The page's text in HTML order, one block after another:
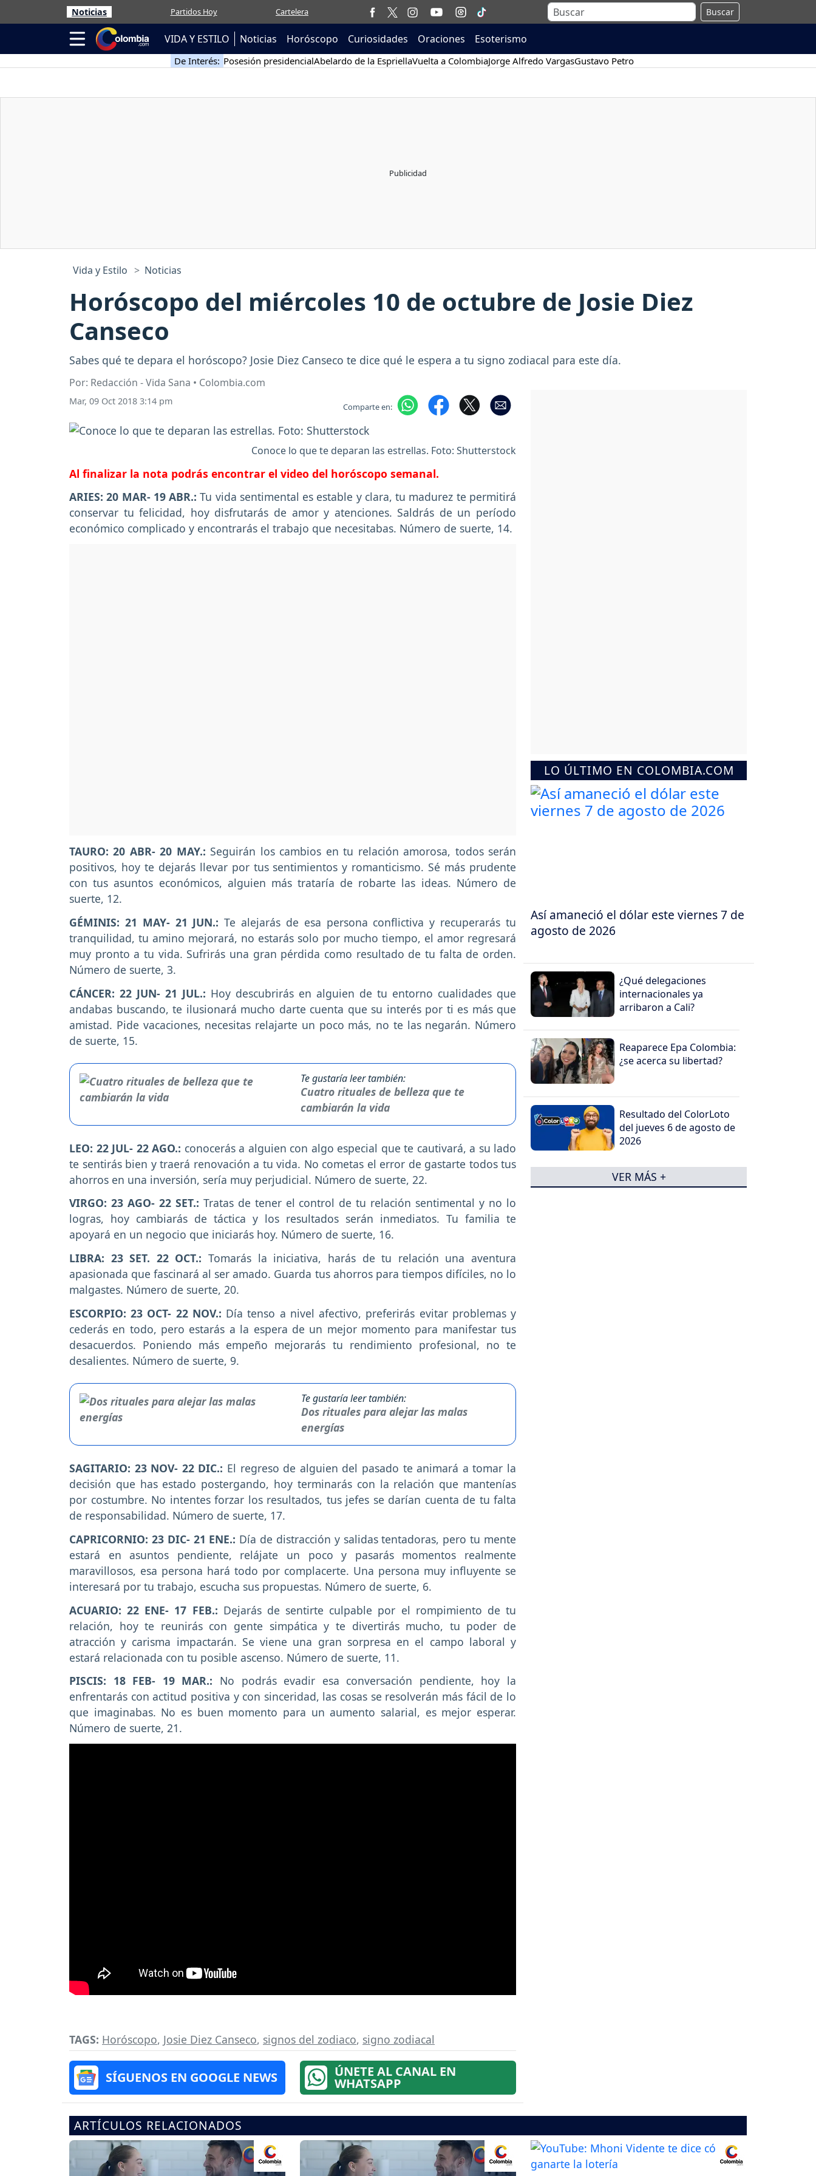
Noticias Partidos Hoy Cartelera Buscar
VIDA Y ESTILO Noticias Horóscopo Curiosidades Oraciones Esoterismo
De Interés: Posesión presidencialAbelardo de la EspriellaVuelta a ColombiaJorge Alfredo VargasGustavo Petro
Vida y Estilo Noticias
Horóscopo del miércoles 10 de octubre de Josie Diez
Canseco
Sabes qué te depara el horóscopo? Josie Diez Canseco te dice qué le espera a tu signo zodiacal para este día.
Por: Redacción - Vida Sana • Colombia.com
Mar, 09 Oct 2018 3:14 pm Comparte en:
Conoce lo que te deparan las estrellas. Foto: Shutterstock
Al finalizar la nota podrás encontrar el video del horóscopo semanal.
ARIES: 20 MAR- 19 ABR.:Tu vida sentimental es estable y clara, tu madurez te permitirá
conservar tu felicidad, hoy disfrutarás de amor y atenciones. Saldrás de un período
económico complicado y encontrarás el trabajo que necesitabas. Número de suerte, 14.
TAURO: 20 ABR- 20 MAY.: Seguirán los cambios en tu relación amorosa, todos serán
positivos, hoy te dejarás llevar por tus sentimientos y romanticismo. Sé más prudente
con tus asuntos económicos, alguien más trataría de robarte las ideas. Número de
suerte, 12.
GÉMINIS: 21 MAY- 21 JUN.:Te alejarás de esa persona conflictiva y recuperarás tu
tranquilidad, tu amino mejorará, no estarás solo por mucho tiempo, el amor regresará
muy pronto a tu vida. Sufrirás una gran pérdida como resultado de tu falta de orden.
Número de suerte, 3.
CÁNCER: 22 JUN- 21 JUL.: Hoy descubrirás en alguien de tu entorno cualidades que
andabas buscando, te ilusionará mucho darte cuenta que su interés por ti es más que
amistad. Pide vacaciones, necesitas relajarte un poco más, no te las negarán. Número
de suerte, 15.
Te gustaría leer también:
Cuatro rituales de belleza que te
cambiarán la vida
LEO: 22 JUL- 22 AGO.: conocerás a alguien con algo especial que te cautivará, a su lado
te sentirás bien y traerá renovación a tu vida. No cometas el error de gastarte todos tus
ahorros en una inversión, sería muy perjudicial. Número de suerte, 22.
VIRGO: 23 AGO- 22 SET.: Tratas de tener el control de tu relación sentimental y no lo
logras, hoy cambiarás de táctica y los resultados serán inmediatos. Tu familia te
apoyará en un negocio que iniciarás hoy. Número de suerte, 16.
LIBRA: 23 SET. 22 OCT.:Tomarás la iniciativa, harás de tu relación una aventura
apasionada que fascinará al ser amado. Guarda tus ahorros para tiempos difíciles, no lo
malgastes. Número de suerte, 20.
ESCORPIO: 23 OCT- 22 NOV.: Día tenso a nivel afectivo, preferirás evitar problemas y
cederás en todo, pero estarás a la espera de un mejor momento para manifestar tus
desacuerdos. Poniendo más empeño mejorarás tu rendimiento profesional, no te
desalientes. Número de suerte, 9.
Te gustaría leer también:
Dos rituales para alejar las malas
energías
SAGITARIO: 23 NOV- 22 DIC.: El regreso de alguien del pasado te animará a tomar la
decisión que has estado postergando, hoy terminarás con la relación que mantenías
por costumbre. No intentes forzar los resultados, tus jefes se darían cuenta de tu falta
de responsabilidad. Número de suerte, 17.
CAPRICORNIO: 23 DIC- 21 ENE.: Día de distracción y salidas tentadoras, pero tu mente
estará en asuntos pendiente, relájate un poco y pasarás momentos realmente
maravillosos, esa persona hará todo por complacerte. Una persona muy influyente se
interesará por tu trabajo, escucha sus propuestas. Número de suerte, 6.
ACUARIO: 22 ENE- 17 FEB.: Dejarás de sentirte culpable por el rompimiento de tu
relación, hoy te reunirás con gente simpática y te divertirás mucho, tu poder de
atracción y carisma impactarán. Se viene una gran sorpresa en el campo laboral y
estará relacionada con tu posible ascenso. Número de suerte, 11.
PISCIS: 18 FEB- 19 MAR.: No podrás evadir esa conversación pendiente, hoy la
enfrentarás con actitud positiva y con sinceridad, las cosas se resolverán más fácil de lo
que imaginabas. No es buen momento para un aumento salarial, es mejor esperar.
Número de suerte, 21.
TAGS: Horóscopo, Josie Diez Canseco, signos del zodiaco, signo zodiacal
SÍGUENOS EN GOOGLE NEWS ÚNETE AL CANAL EN
WHATSAPP
LO ÚLTIMO EN COLOMBIA.COM
Así amaneció el dólar este viernes 7 de
agosto de 2026
¿Qué delegaciones
internacionales ya
arribaron a Cali?
Reaparece Epa Colombia:
¿se acerca su libertad?
Resultado del ColorLoto
del jueves 6 de agosto de
2026
VER MÁS +
ARTÍCULOS RELACIONADOS